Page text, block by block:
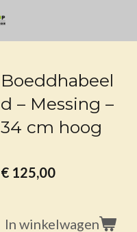
Boeddhabeel
d – Messing –
34 cm hoog
€ 125,00
In winkelwagen